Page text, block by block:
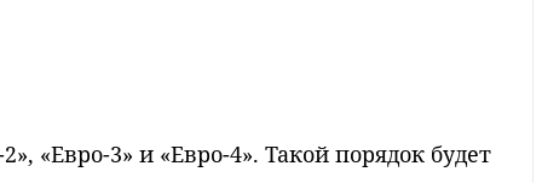
«Евро-3» и «Евро-4». Такой порядок будет